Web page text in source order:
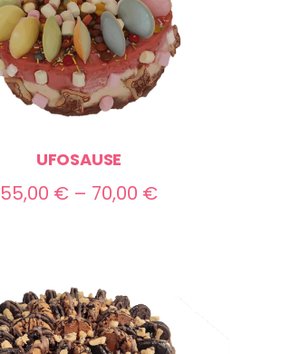
UFOSAUSE
55,00 € – 70,00 €Preisspanne: